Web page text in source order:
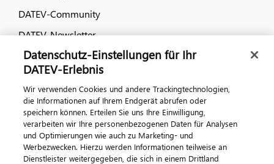
DATEV-Community
DATEV-Newsletter
Kontaktieren Sie uns
Datenschutz-Einstellungen für Ihr
DATEV-Erlebnis
Wir verwenden Cookies und andere Trackingtechnologien,
die Informationen auf Ihrem Endgerät abrufen oder
speichern können. Erteilen Sie uns Ihre Einwilligung,
verarbeiten wir Ihre personenbezogenen Daten für Analysen
und Optimierungen wie auch zu Marketing- und
Werbezwecken. Hierzu werden Informationen teilweise an
Dienstleister weitergegeben, die sich in einem Drittland